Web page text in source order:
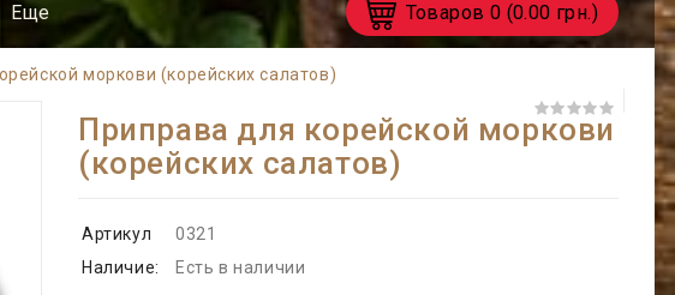
Товаров 0 (0.00 грн.)
Еще
моркови (корейских салатов)
Приправа для корейской моркови
(корейских салатов)
Артикул
0321
Наличие:
Есть в наличии